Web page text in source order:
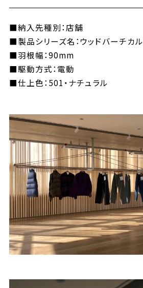
■納入先種別：店舗
■製品シリーズ名：ウッドバーチカル
■羽根幅：90mm
■駆動方式：電動
■仕上色：501・ナチュラル